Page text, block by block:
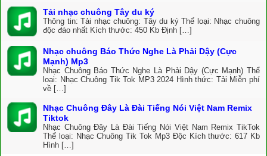
Tải nhạc chuông Tây du ký
Thông tin: Tải nhạc chuông: Tây du ký Thể loại: Nhạc chuông
độc đáo nhất Kích thước: 450 Kb Định […]
Nhạc chuông Báo Thức Nghe Là Phải Dậy (Cực
Mạnh) Mp3
Nhạc Chuông Báo Thức Nghe Là Phải Dậy (Cực Mạnh) Thể
loại: Nhạc Chuông Tik Tok MP3 2024 Hình thức: Tải Miễn phí
về […]
Nhạc Chuông Đây Là Đài Tiếng Nói Việt Nam Remix
Tiktok
Nhạc Chuông Đây Là Đài Tiếng Nói Việt Nam Remix TikTok
Thể loại: Nhạc Chuông Tik Tok Mp3 Độc Kích thước: 617 Kb
Hình […]